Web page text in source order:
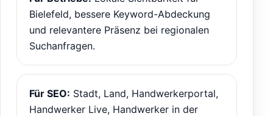
Bielefeld, bessere Keyword-Abdeckung
und relevantere Präsenz bei regionalen
Suchanfragen.
Für SEO: Stadt, Land, Handwerkerportal,
Handwerker Live, Handwerker in der